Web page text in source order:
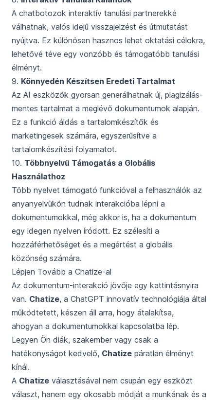
A chatbotozok interaktív tanulási partnerekké
válhatnak, valós idejű visszajelzést és útmutatást
nyújtva. Ez különösen hasznos lehet oktatási célokra,
lehetővé téve egy vonzóbb és támogatóbb tanulási
élményt.
9. Könnyedén Készítsen Eredeti Tartalmat
Az AI eszközök gyorsan generálhatnak új, plagizálás-
mentes tartalmat a meglévő dokumentumok alapján.
Ez a funkció áldás a tartalomkészítők és
marketingesek számára, egyszerűsítve a
tartalomkészítési folyamatot.
10. Többnyelvű Támogatás a Globális
Használathoz
Több nyelvet támogató funkcióval a felhasználók az
anyanyelvükön tudnak interakcióba lépni a
dokumentumokkal, még akkor is, ha a dokumentum
egy idegen nyelven íródott. Ez szélesíti a
hozzáférhetőséget és a megértést a globális
közönség számára.
Lépjen Tovább a Chatize-al
Az dokumentum-interakció jövője egy kattintásnyira
van. Chatize, a ChatGPT innovatív technológiája által
működtetett, készen áll arra, hogy átalakítsa,
ahogyan a dokumentumokkal kapcsolatba lép.
Legyen Ön diák, szakember vagy csak a
hatékonyságot kedvelő, Chatize páratlan élményt
kínál.
A Chatize választásával nem csupán egy eszközt
választ, hanem egy okosabb módját a munkának és a